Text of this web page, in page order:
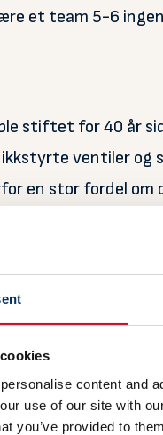
content and
use of our site with
you’ve provided to
et team 5-6
stiftet for 40 år
ventiler
en stor fordel om
betydelig aktør
og elektriske
godt
Lang erfaring